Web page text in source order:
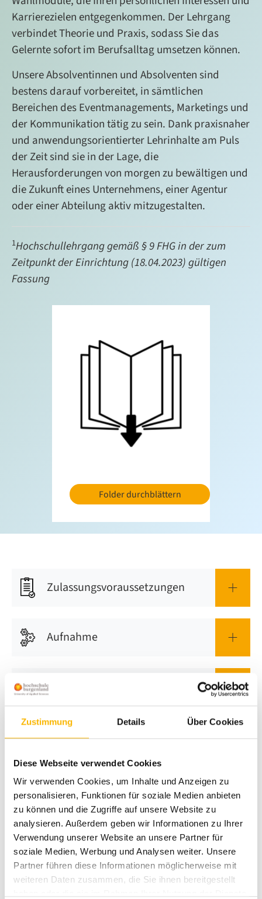
Zustimmung Details Über Cookies
Diese Webseite verwendet Cookies
Wir verwenden Cookies, um Inhalte und Anzeigen zu
personalisieren, Funktionen für soziale Medien anbieten
zu können und die Zugriffe auf unsere Website zu
analysieren. Außerdem geben wir Informationen zu Ihrer
Verwendung unserer Website an unsere Partner für
soziale Medien, Werbung und Analysen weiter. Unsere
Partner führen diese Informationen möglicherweise mit
weiteren Daten zusammen, die Sie ihnen bereitgestellt
Folder durchblättern
Karrierezielen entgegenkommen. Der Lehrgang
verbindet Theorie und Praxis, sodass Sie das
Gelernte sofort im Berufsalltag umsetzen können.
Unsere Absolventinnen und Absolventen sind
bestens darauf vorbereitet, in sämtlichen
Bereichen des Eventmanagements, Marketings und
der Kommunikation tätig zu sein. Dank praxisnaher
und anwendungsorientierter Lehrinhalte am Puls
der Zeit sind sie in der Lage, die
Herausforderungen von morgen zu bewältigen und
die Zukunft eines Unternehmens, einer Agentur
oder einer Abteilung aktiv mitzugestalten.
1Hochschullehrgang gemäß § 9 FHG in der zum
Zeitpunkt der Einrichtung (18.04.2023) gültigen
Fassung
Zulassungsvoraussetzungen
Aufnahme
Anrechnungen
Regelstudiendauer
Ablauf
Curriculum
Online Campus